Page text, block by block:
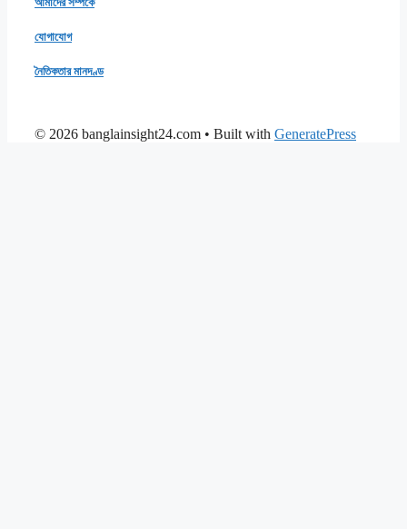
যোগাযোগ
নৈতিকতার মানদণ্ড
© 2026 banglainsight24.com • Built with GeneratePress